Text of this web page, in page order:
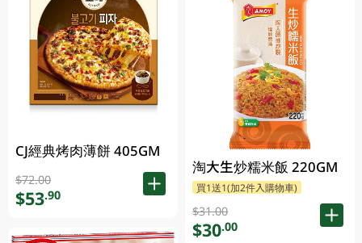
CJ經典烤肉薄餅 405GM
$72.00
$53.90
淘大生炒糯米飯 220GM
買1送1(加2件入購物車)
$31.00
$30.00